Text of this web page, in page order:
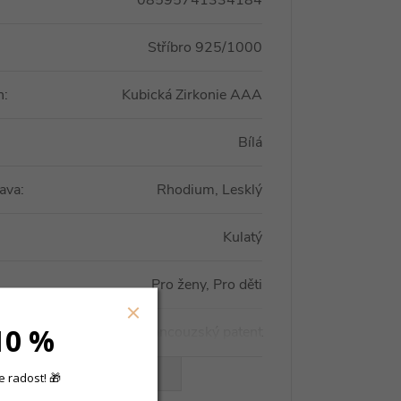
Stříbro 925/1000
: Kubická Zirkonie AAA
Bílá
: Rhodium, Lesklý
Kulatý
Pro ženy, Pro děti
VŠECHNY PARAMETRY
%
radost! 🎁